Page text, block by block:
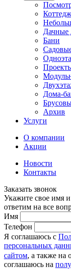
Дачные
Бани
Дома-
Архив
Услуги
О компании
Акции
Новости
Контакты
Заказать звонок
Укажите свое имя
ответим на все
Имя
Телефон
Я соглашаюсь с
персональных
сайтом, а также на
соглашаюсь на